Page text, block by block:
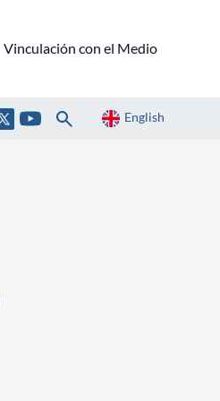
Vinculación con el Medio
English